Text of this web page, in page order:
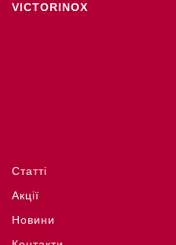
VICTORINOX
Статті
Акції
Новини